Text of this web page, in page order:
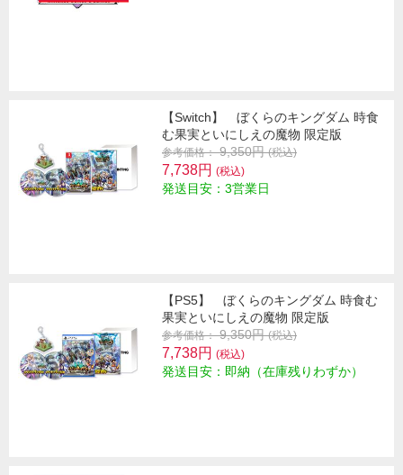
【Switch】 ぼくらのキングダム 時食
む果実といにしえの魔物 限定版
参考価格： 9,350円(税込)
7,738円 (税込)
発送目安：3営業日
【PS5】 ぼくらのキングダム 時食む
果実といにしえの魔物 限定版
参考価格： 9,350円(税込)
7,738円 (税込)
発送目安：即納（在庫残りわずか）